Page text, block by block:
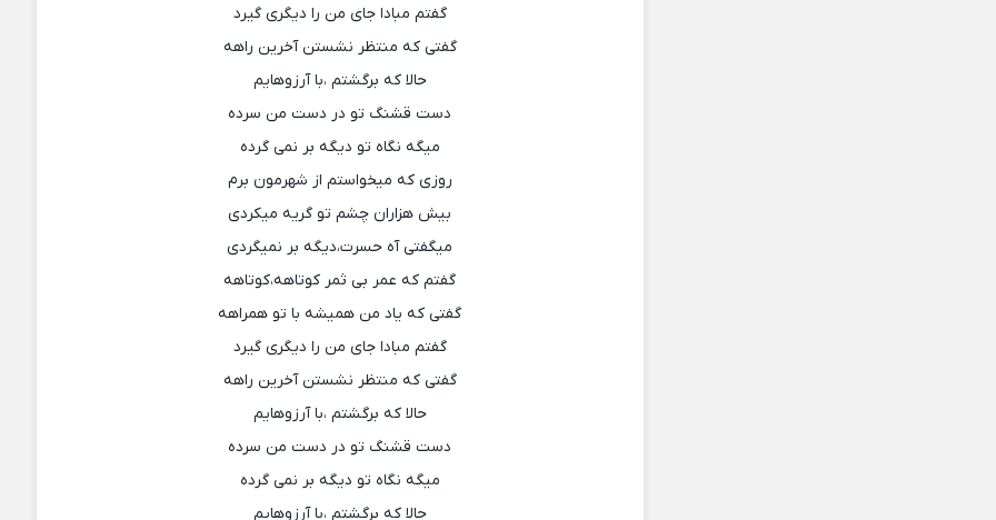
گفتم مبادا جای من را دیگری گیرد
گفتی که منتظر نشستن آخرین راهه
حالا که برگشتم ،با آرزوهایم
دست قشنگ تو در دست من سرده
میگه نگاه تو دیگه بر نمی گرده
روزی که میخواستم از شهرمون برم
بیش هزاران چشم تو گریه میکردی
میگفتی آه حسرت،دیگه بر نمیگردی
گفتم که عمر بی ثمر کوتاهه،کوتاهه
گفتی که یاد من همیشه با تو همراهه
گفتم مبادا جای من را دیگری گیرد
گفتی که منتظر نشستن آخرین راهه
حالا که برگشتم ،با آرزوهایم
دست قشنگ تو در دست من سرده
میگه نگاه تو دیگه بر نمی گرده
حالا که برگشتم ،با آرزوهایم